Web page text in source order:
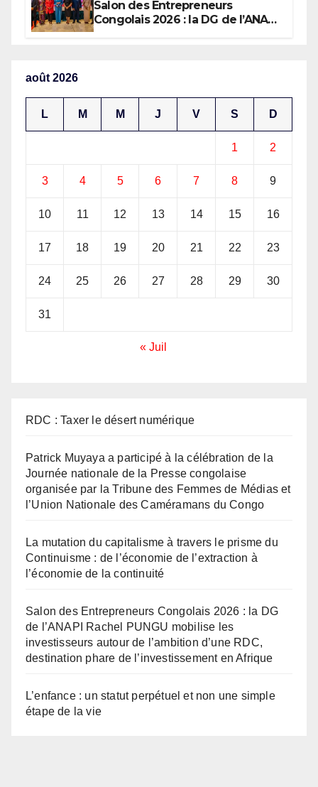
Salon des Entrepreneurs
Congolais 2026 : la DG de l’ANAPI
août 2026
L M M J V S D
1 2
3 4 5 6 7 8 9
10 11 12 13 14 15 16
17 18 19 20 21 22 23
24 25 26 27 28 29 30
31
« Juil
RDC : Taxer le désert numérique
Patrick Muyaya a participé à la célébration de la
Journée nationale de la Presse congolaise
organisée par la Tribune des Femmes de Médias et
l’Union Nationale des Caméramans du Congo
La mutation du capitalisme à travers le prisme du
Continuisme : de l’économie de l’extraction à
l’économie de la continuité
Salon des Entrepreneurs Congolais 2026 : la DG
de l’ANAPI Rachel PUNGU mobilise les
investisseurs autour de l’ambition d’une RDC,
destination phare de l’investissement en Afrique
L’enfance : un statut perpétuel et non une simple
étape de la vie